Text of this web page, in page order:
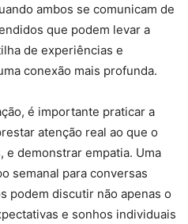
ambos se comunicam de
que podem levar a
de experiências e
conexão mais profunda.
é importante praticar a
atenção real ao que o
demonstrar empatia. Uma
semanal para conversas
podem discutir não apenas o
e sonhos individuais